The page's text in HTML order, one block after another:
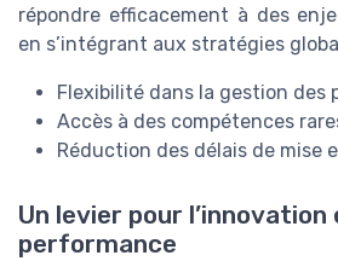
répondre efficacement à des
en s’intégrant aux stratégies
Flexibilité dans la gestion des
Accès à des compétences
Réduction des délais de mise
Un levier pour l’innovation
performance